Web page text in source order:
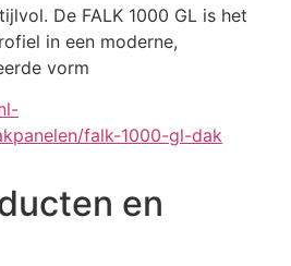
De FALK 1000 GL is het
in een moderne,
vorm
falk-1000-gl-dak
en